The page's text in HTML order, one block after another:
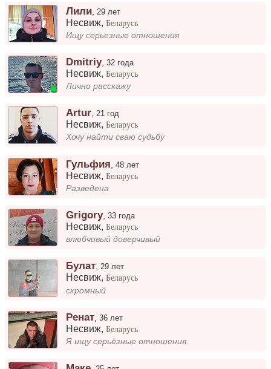
Лили 29 лет
Несвиж,Беларусь
Ищу серьезные отношения
Dmitriy,32 года
Несвиж,Беларусь
Лично расскажу
Artur,21 год
Несвиж,Беларусь
Хочу найти сваю судьбу
Гульфия ,48 лет
Несвиж,Беларусь
Разведена
Grigory,33 года
Несвиж,Беларусь
влюбчивый доверчивый
Булат,29 лет
Несвиж,Беларусь
скромный
Ренат ,36 лет
Несвиж,Беларусь
Я ищу серьёзные отношения.